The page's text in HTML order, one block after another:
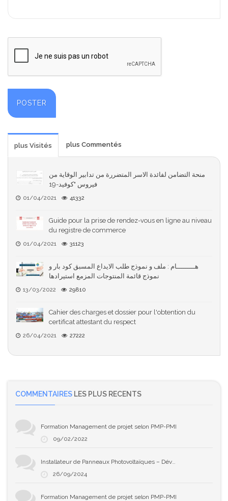
plus Visités plus Commentés
منحة التضامن لفائدة الاسر المتضررة من تدابير الوقاية من
فيروس "كوفيد-19
01/04/2021 41332
Guide pour la prise de rendez-vous en ligne au niveau
du registre de commerce
01/04/2021 31123
هـــــــــام : ملف و نموذج طلب الايداع المسبق كود بار و
نموذج قائمة المنتوجات المزمع استيرادها
13/03/2022 29810
Cahier des charges et dossier pour l'obtention du
certificat attestant du respect
26/04/2021 27222
COMMENTAIRES LES PLUS RECENTS
Formation Management de projet selon PMP-PMI
09/02/2022
Installateur de Panneaux Photovoltaïques – Développez Votre Expertise en Solaire
26/09/2024
Formation Management de projet selon PMP-PMI